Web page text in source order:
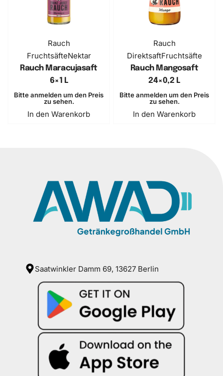
Rauch
FruchtsäfteNektar
Rauch Maracujasaft
6×1 L
Bitte anmelden um den Preis
zu sehen.
In den Warenkorb
Rauch
DirektsaftFruchtsäfte
Rauch Mangosaft
24×0,2 L
Bitte anmelden um den Preis
zu sehen.
In den Warenkorb
Saatwinkler Damm 69, 13627 Berlin